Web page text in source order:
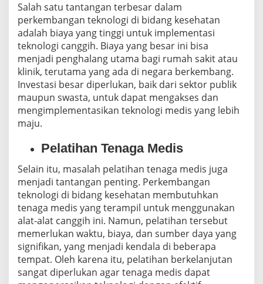
Salah satu tantangan terbesar dalam
perkembangan teknologi di bidang kesehatan
adalah biaya yang tinggi untuk implementasi
teknologi canggih. Biaya yang besar ini bisa
menjadi penghalang utama bagi rumah sakit atau
klinik, terutama yang ada di negara berkembang.
Investasi besar diperlukan, baik dari sektor publik
maupun swasta, untuk dapat mengakses dan
mengimplementasikan teknologi medis yang lebih
maju.
Pelatihan Tenaga Medis
Selain itu, masalah pelatihan tenaga medis juga
menjadi tantangan penting. Perkembangan
teknologi di bidang kesehatan membutuhkan
tenaga medis yang terampil untuk menggunakan
alat-alat canggih ini. Namun, pelatihan tersebut
memerlukan waktu, biaya, dan sumber daya yang
signifikan, yang menjadi kendala di beberapa
tempat. Oleh karena itu, pelatihan berkelanjutan
sangat diperlukan agar tenaga medis dapat